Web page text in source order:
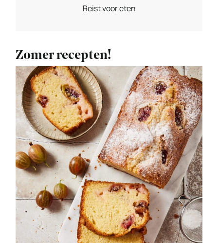
Reist voor eten
Zomer recepten!